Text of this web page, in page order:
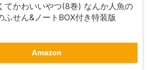
てかわいいやつ(8巻) なんか人魚の
ふせん&ノートBOX付き特装版
Amazon